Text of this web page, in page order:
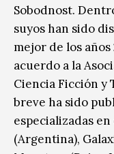
Sobodnost.
suyos han sido
mejor de los años
acuerdo a la
Ciencia Ficción y
breve ha sido
especializadas
(Argentina),